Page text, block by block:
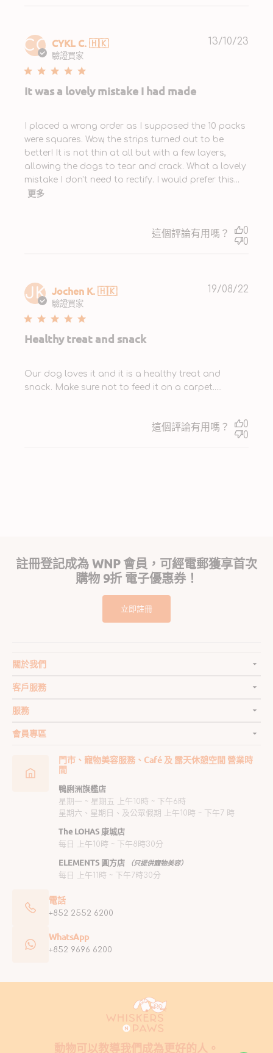
CC CYKL C. 🇭🇰
驗證買家
It was a lovely mistake I had made
I placed a wrong order as I supposed the 10 packs
were squares. Wow, the strips turned out to be
better! It is not thin at all but with a few layers,
allowing the dogs to tear and crack. What a lovely
mistake I don't need to rectify. I would prefer this...
更多
13/10/23
這個評論有用嗎？
0
0
JK Jochen K. 🇭🇰
驗證買家
Healthy treat and snack
Our dog loves it and it is a healthy treat and
snack. Make sure not to feed it on a carpet.....
19/08/22
這個評論有用嗎？
0
0
註冊登記成為 WNP 會員，可經電郵獲享首次
購物 9折 電子優惠券！
立即註冊
關於我們
客戶服務
服務
會員專區
門市、寵物美容服務、Café 及 露天休憩空間 營業時
間
鴨脷洲旗艦店
星期一 ~ 星期五 上午10時 ~ 下午6時
星期六、星期日、及公眾假期 上午10時 ~ 下午7 時
The LOHAS 康城店
每日 上午10時 ~ 下午8時30分
ELEMENTS 圓方店 （只提供寵物美容）
每日 上午11時 ~ 下午7時30分
電話
+852 2552 6200
WhatsApp
+852 9696 6200
動物可以教導我們成為更好的人。